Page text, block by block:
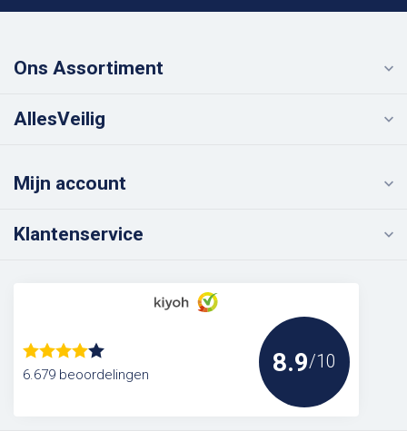
Ons Assortiment
AllesVeilig
Mijn account
Klantenservice
6.679 beoordelingen 8.9/10